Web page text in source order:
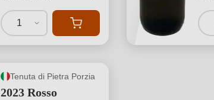
1
Tenuta di Pietra Porzia
2023 Rosso